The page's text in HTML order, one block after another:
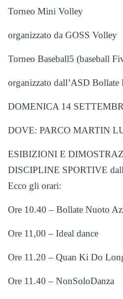
Torneo Mini Volley
organizzato da GOSS Volley
Torneo Baseball5 (baseball
organizzato dall’ASD Bollate
DOMENICA 14
DOVE: PARCO MARTIN
ESIBIZIONI E
DISCIPLINE SPORTIVE
Ecco gli orari:
Ore 10.40 – Bollate Nuoto
Ore 11,00 – Ideal dance
Ore 11.20 – Quan Ki Do
Ore 11.40 – NonSoloDanza